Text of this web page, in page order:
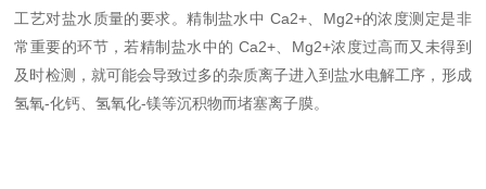
工艺对盐水质量的要求。精制盐水中 Ca2+、Mg2+的浓度测定是非
常重要的环节，若精制盐水中的 Ca2+、Mg2+浓度过高而又未得到
及时检测，就可能会导致过多的杂质离子进入到盐水电解工序，形成
氢氧-化钙、氢氧化-镁等沉积物而堵塞离子膜。